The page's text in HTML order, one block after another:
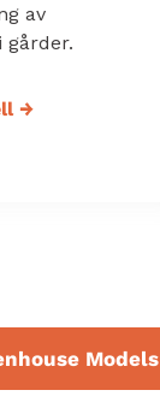
av
gårder.
→
Models